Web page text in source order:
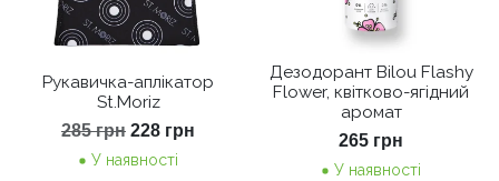
Рукавичка-аплікатор
St.Moriz
285грн Оригінальна
285 грн.
228 грн
У наявності
Дезодорант Bilou Flashy
Flower, квітково-ягідний
аромат
265 грн
У наявності